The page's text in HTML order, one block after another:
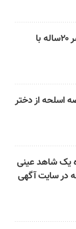
دستگیری دختر و پسر ۲۰ساله با
کشف ۱۵قبضه اسلحه از دختر
یک شاهد عینی
در سایت آگهی